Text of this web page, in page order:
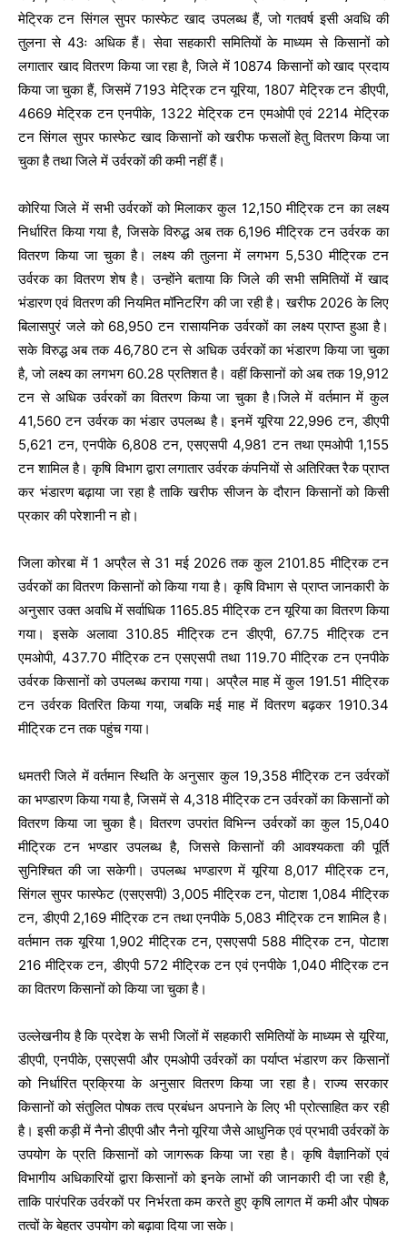
मेट्रिक टन सिंगल सुपर फास्फेट खाद उपलब्ध हैं, जो गतवर्ष इसी अवधि की
तुलना से 43ः अधिक हैं। सेवा सहकारी समितियों के माध्यम से किसानों को
लगातार खाद वितरण किया जा रहा है, जिले में 10874 किसानों को खाद प्रदाय
किया जा चुका हैं, जिसमें 7193 मेट्रिक टन यूरिया, 1807 मेट्रिक टन डीएपी,
4669 मेट्रिक टन एनपीके, 1322 मेट्रिक टन एमओपी एवं 2214 मेट्रिक
टन सिंगल सुपर फास्फेट खाद किसानों को खरीफ फसलों हेतु वितरण किया जा
चुका है तथा जिले में उर्वरकों की कमी नहीं हैं।
कोरिया जिले में सभी उर्वरकों को मिलाकर कुल 12,150 मीट्रिक टन का लक्ष्य
निर्धारित किया गया है, जिसके विरुद्ध अब तक 6,196 मीट्रिक टन उर्वरक का
वितरण किया जा चुका है। लक्ष्य की तुलना में लगभग 5,530 मीट्रिक टन
उर्वरक का वितरण शेष है। उन्होंने बताया कि जिले की सभी समितियों में खाद
भंडारण एवं वितरण की नियमित मॉनिटरिंग की जा रही है। खरीफ 2026 के लिए
बिलासपुरं जले को 68,950 टन रासायनिक उर्वरकों का लक्ष्य प्राप्त हुआ है।
सके विरुद्ध अब तक 46,780 टन से अधिक उर्वरकों का भंडारण किया जा चुका
है, जो लक्ष्य का लगभग 60.28 प्रतिशत है। वहीं किसानों को अब तक 19,912
टन से अधिक उर्वरकों का वितरण किया जा चुका है।जिले में वर्तमान में कुल
41,560 टन उर्वरक का भंडार उपलब्ध है। इनमें यूरिया 22,996 टन, डीएपी
5,621 टन, एनपीके 6,808 टन, एसएसपी 4,981 टन तथा एमओपी 1,155
टन शामिल है। कृषि विभाग द्वारा लगातार उर्वरक कंपनियों से अतिरिक्त रैक प्राप्त
कर भंडारण बढ़ाया जा रहा है ताकि खरीफ सीजन के दौरान किसानों को किसी
प्रकार की परेशानी न हो।
जिला कोरबा में 1 अप्रैल से 31 मई 2026 तक कुल 2101.85 मीट्रिक टन
उर्वरकों का वितरण किसानों को किया गया है। कृषि विभाग से प्राप्त जानकारी के
अनुसार उक्त अवधि में सर्वाधिक 1165.85 मीट्रिक टन यूरिया का वितरण किया
गया। इसके अलावा 310.85 मीट्रिक टन डीएपी, 67.75 मीट्रिक टन
एमओपी, 437.70 मीट्रिक टन एसएसपी तथा 119.70 मीट्रिक टन एनपीके
उर्वरक किसानों को उपलब्ध कराया गया। अप्रैल माह में कुल 191.51 मीट्रिक
टन उर्वरक वितरित किया गया, जबकि मई माह में वितरण बढ़कर 1910.34
मीट्रिक टन तक पहुंच गया।
धमतरी जिले में वर्तमान स्थिति के अनुसार कुल 19,358 मीट्रिक टन उर्वरकों
का भण्डारण किया गया है, जिसमें से 4,318 मीट्रिक टन उर्वरकों का किसानों को
वितरण किया जा चुका है। वितरण उपरांत विभिन्न उर्वरकों का कुल 15,040
मीट्रिक टन भण्डार उपलब्ध है, जिससे किसानों की आवश्यकता की पूर्ति
सुनिश्चित की जा सकेगी। उपलब्ध भण्डारण में यूरिया 8,017 मीट्रिक टन,
सिंगल सुपर फास्फेट (एसएसपी) 3,005 मीट्रिक टन, पोटाश 1,084 मीट्रिक
टन, डीएपी 2,169 मीट्रिक टन तथा एनपीके 5,083 मीट्रिक टन शामिल है।
वर्तमान तक यूरिया 1,902 मीट्रिक टन, एसएसपी 588 मीट्रिक टन, पोटाश
216 मीट्रिक टन, डीएपी 572 मीट्रिक टन एवं एनपीके 1,040 मीट्रिक टन
का वितरण किसानों को किया जा चुका है।
उल्लेखनीय है कि प्रदेश के सभी जिलों में सहकारी समितियों के माध्यम से यूरिया,
डीएपी, एनपीके, एसएसपी और एमओपी उर्वरकों का पर्याप्त भंडारण कर किसानों
को निर्धारित प्रक्रिया के अनुसार वितरण किया जा रहा है। राज्य सरकार
किसानों को संतुलित पोषक तत्व प्रबंधन अपनाने के लिए भी प्रोत्साहित कर रही
है। इसी कड़ी में नैनो डीएपी और नैनो यूरिया जैसे आधुनिक एवं प्रभावी उर्वरकों के
उपयोग के प्रति किसानों को जागरूक किया जा रहा है। कृषि वैज्ञानिकों एवं
विभागीय अधिकारियों द्वारा किसानों को इनके लाभों की जानकारी दी जा रही है,
ताकि पारंपरिक उर्वरकों पर निर्भरता कम करते हुए कृषि लागत में कमी और पोषक
तत्वों के बेहतर उपयोग को बढ़ावा दिया जा सके।